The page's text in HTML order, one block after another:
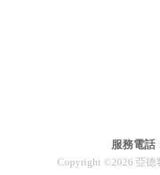
服務電話
Copyright ©2026 亞德